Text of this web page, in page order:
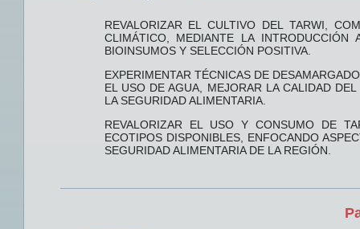
REVALORIZAR EL CULTIVO DEL TARWI,
CLIMÁTICO, MEDIANTE LA INTRODUCCIÓN
BIOINSUMOS Y SELECCIÓN POSITIVA.
EXPERIMENTAR TÉCNICAS DE
EL USO DE AGUA, MEJORAR LA CALIDAD
LA SEGURIDAD ALIMENTARIA.
REVALORIZAR EL USO Y CONSUMO DE
ECOTIPOS DISPONIBLES, ENFOCANDO
SEGURIDAD ALIMENTARIA DE LA REGIÓN.